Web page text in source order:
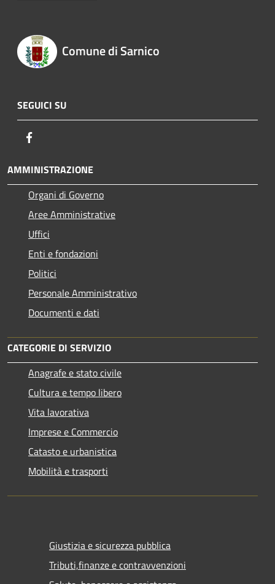
Comune di Sarnico
SEGUICI SU
AMMINISTRAZIONE
Organi di Governo
Aree Amministrative
Uffici
Enti e fondazioni
Politici
Personale Amministrativo
Documenti e dati
CATEGORIE DI SERVIZIO
Anagrafe e stato civile
Cultura e tempo libero
Vita lavorativa
Imprese e Commercio
Catasto e urbanistica
Mobilità e trasporti
Giustizia e sicurezza pubblica
Tributi,finanze e contravvenzioni